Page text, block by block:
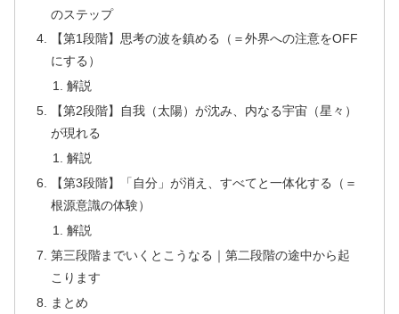
のステップ
【第1段階】思考の波を鎮める（＝外界への注意をOFF
にする）
解説
【第2段階】自我（太陽）が沈み、内なる宇宙（星々）
が現れる
解説
【第3段階】「自分」が消え、すべてと一体化する（＝
根源意識の体験）
解説
第三段階までいくとこうなる｜第二段階の途中から起
こります
まとめ